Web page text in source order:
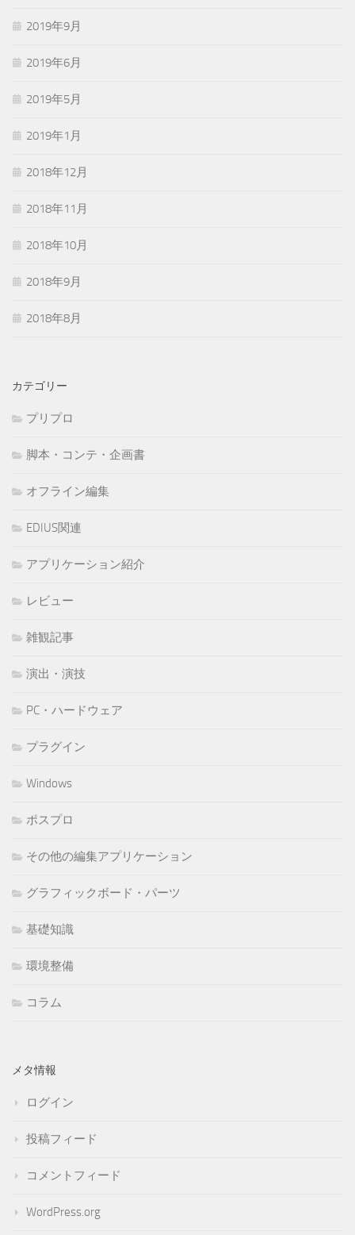
2019年9月
2019年6月
2019年5月
2019年1月
2018年12月
2018年11月
2018年10月
2018年9月
2018年8月
カテゴリー
プリプロ
脚本・コンテ・企画書
オフライン編集
EDIUS関連
アプリケーション紹介
レビュー
雑観記事
演出・演技
PC・ハードウェア
プラグイン
Windows
ポスプロ
その他の編集アプリケーション
グラフィックボード・パーツ
基礎知識
環境整備
コラム
メタ情報
ログイン
投稿フィード
コメントフィード
WordPress.org